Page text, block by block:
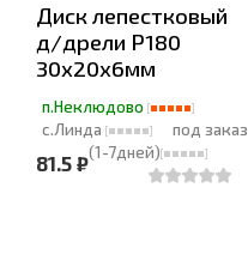
Диск лепестковый
д/дрели Р180
30х20х6мм
п.Неклюдово
с.Линда
под заказ
(1-7дней)
81.5 ₽